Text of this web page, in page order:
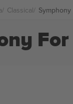
Classical